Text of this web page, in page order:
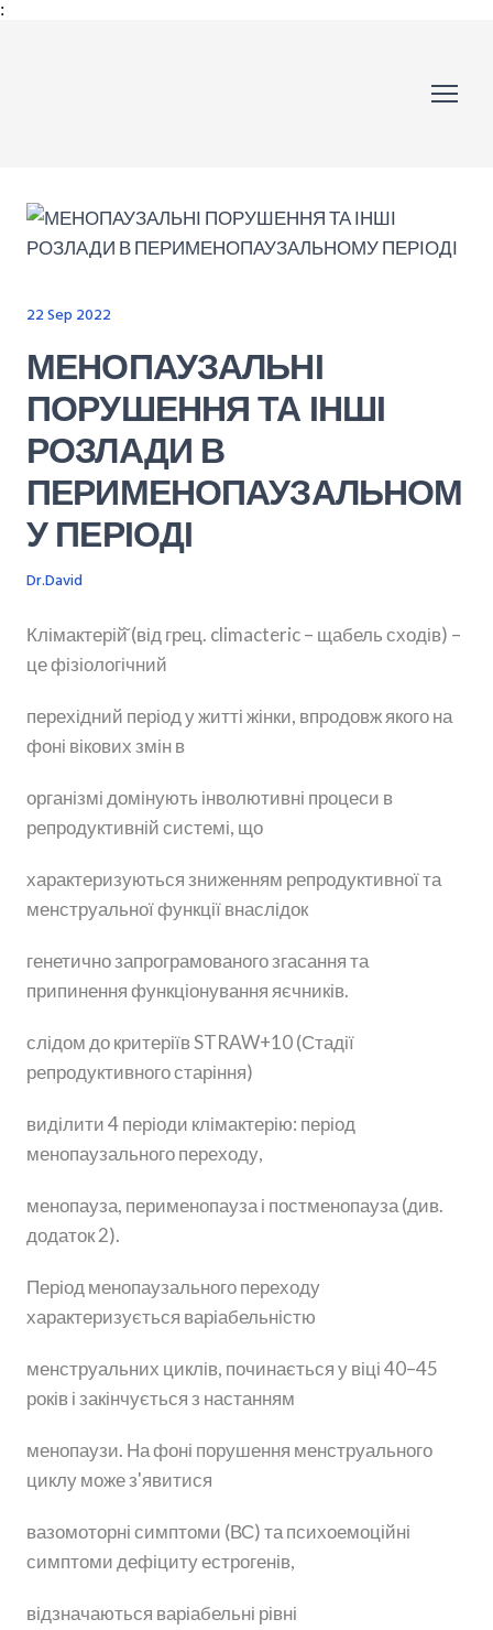
:
22 Sep 2022
МЕНОПАУЗАЛЬНІ
ПОРУШЕННЯ ТА ІНШІ
РОЗЛАДИ В
ПЕРИМЕНОПАУЗАЛЬНОМ
У ПЕРІОДІ
Dr.David
Клімактерій̆ (від грец. climacteric – щабель сходів) –
це фізіологічний
перехідний період у житті жінки, впродовж якого на
фоні вікових змін в
організмі домінують інволютивні процеси в
репродуктивній системі, що
характеризуються зниженням репродуктивної та
менструальної функції внаслідок
генетично запрограмованого згасання та
припинення функціонування яєчників.
слідом до критеріїв STRAW+10 (Стадії
репродуктивного старіння)
виділити 4 періоди клімактерію: період
менопаузального переходу,
менопауза, перименопауза і постменопауза (див.
додаток 2).
Період менопаузального переходу
характеризується варіабельністю
менструальних циклів, починається у віці 40–45
років і закінчується з настанням
менопаузи. На фоні порушення менструального
циклу може з'явитися
вазомоторні симптоми (ВС) та психоемоційні
симптоми дефіциту естрогенів,
відзначаються варіабельні рівні